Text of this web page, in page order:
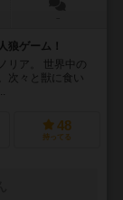
狼ゲーム！
ア。 世界中の
次々と獣に食い
48
持ってる